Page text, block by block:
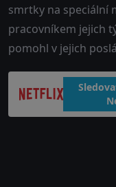
smrtky na speciální
pracovníkem jejich
pomohl v jejich